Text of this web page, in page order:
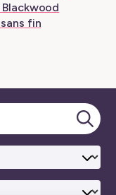
fin
la